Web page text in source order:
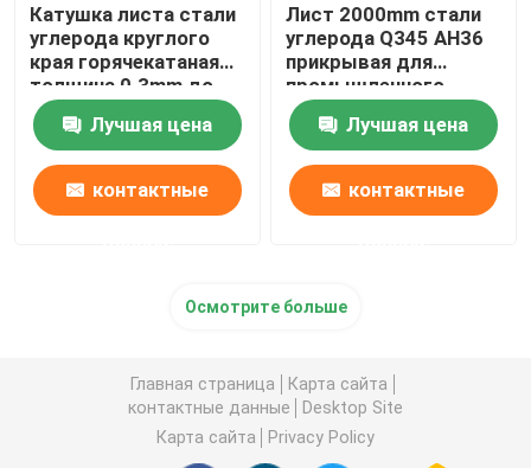
Катушка листа стали
углерода круглого
края горячекатаная
толщина 0.3mm до
200mm
Лучшая цена
контактные
Лист 2000mm стали
углерода Q345 AH36
прикрывая для
промышленного
использования
Лучшая цена
контактные
Осмотрите больше
Главная страница
Карта сайта
контактные данные
Desktop Site
Карта сайта
Privacy Policy